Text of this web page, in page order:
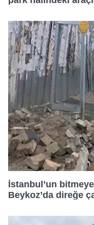
17:40
18:00
18:20
18:40
19:00
19:25
İstanbul’un
Beykoz’da direğe